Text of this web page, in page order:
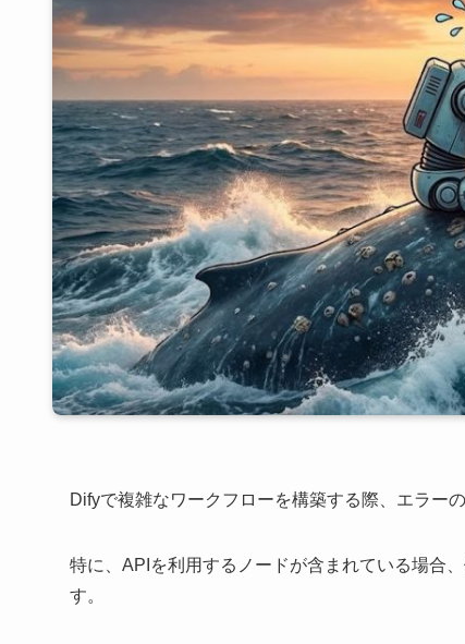
Difyで複雑なワークフローを構築する際、エラー
特に、APIを利用するノードが含まれている場合
す。